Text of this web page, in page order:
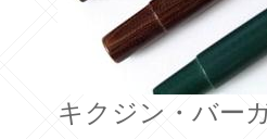
キクジン・バー